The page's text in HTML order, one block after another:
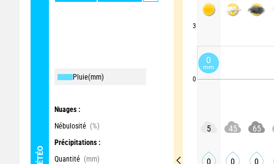
MÉTÉO
Pluie(mm)
Nuages :
Nébulosité (%)
Précipitations :
Quantité (mm)
3
0
5 45 65
0 0 0
0
mm